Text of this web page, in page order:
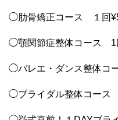
◯肋骨矯正コース １回
◯顎関節症整体コース 1
◯バレエ・ダンス整体コ
◯ブライダル整体コー